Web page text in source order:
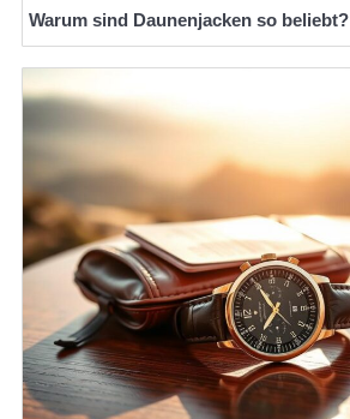
Warum sind Daunenjacken so beliebt?